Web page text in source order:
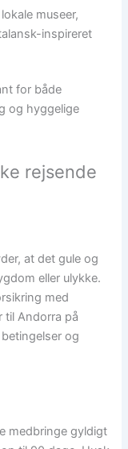
museer,
inspireret
for både
og hyggelige
rejsende
at det gule og
eller ulykke.
med
til Andorra på
og
medbringe gyldigt